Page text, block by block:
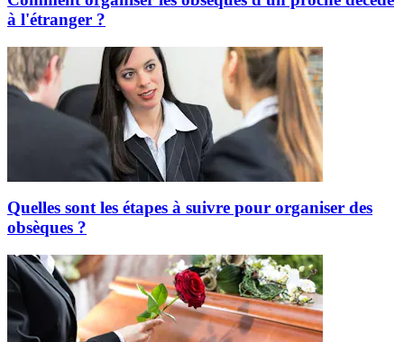
à l'étranger ?
Quelles sont les étapes à suivre pour organiser des
obsèques ?